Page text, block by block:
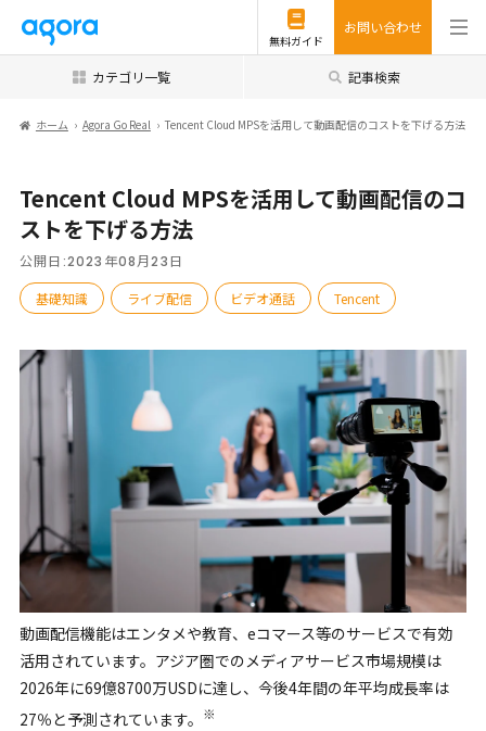
無料ガイド
お問い合わせ
カテゴリ一覧 記事検索
ホーム Agora Go Real Tencent Cloud MPSを活用して動画配信のコストを下げる方法
Tencent Cloud MPSを活用して動画配信のコ
ストを下げる方法
公開日:2023年08月23日
基礎知識
ライブ配信 ビデオ通話 Tencent
動画配信機能はエンタメや教育、eコマース等のサービスで有効
活用されています。アジア圏でのメディアサービス市場規模は
2026年に69億8700万USDに達し、今後4年間の年平均成長率は
27％と予測されています。 ※